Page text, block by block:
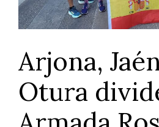
Arjona,
Otura